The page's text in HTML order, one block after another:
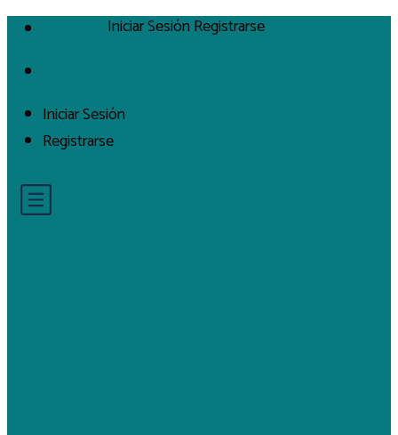
Iniciar Sesión
Registrarse
Iniciar Sesión Registrarse